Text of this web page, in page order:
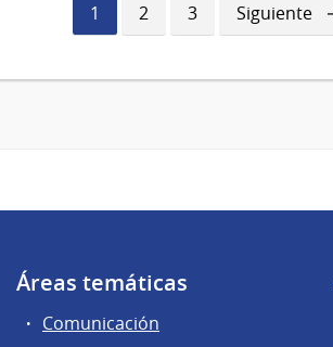
Página
actual
1 Página
2 Página
3
Siguiente
página
Siguiente
Áreas temáticas
Comunicación